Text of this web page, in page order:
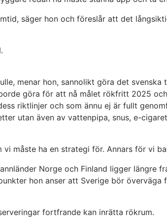
säger hon och föreslår att det
menar hon, sannolikt göra det
göra för att nå målet rökfritt 2025
riktlinjer och som ännu ej är fullt
utan även av vattenpipa, snus, e-
måste ha en strategi för. Annars för vi
Norge och Finland ligger längre
hon anser att Sverige bör
fortfrande kan inrätta rökrum.